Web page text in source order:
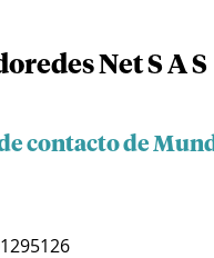
Net S A S
contacto de